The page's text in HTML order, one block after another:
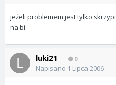
jeżeli problemem jest tylko
na bi
luki21 0
Napisano 1 Lipca 2006